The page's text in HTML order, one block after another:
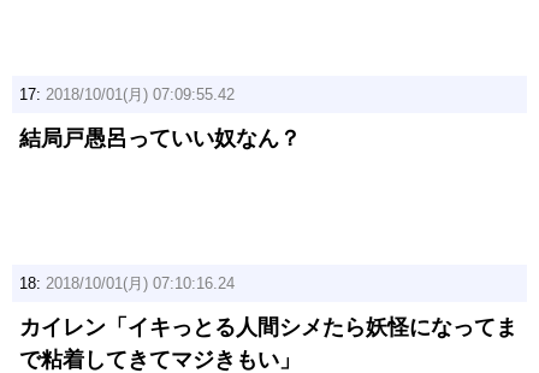
17: 2018/10/01(月) 07:09:55.42
結局戸愚呂っていい奴なん？
18: 2018/10/01(月) 07:10:16.24
カイレン「イキっとる人間シメたら妖怪になってま
で粘着してきてマジきもい」